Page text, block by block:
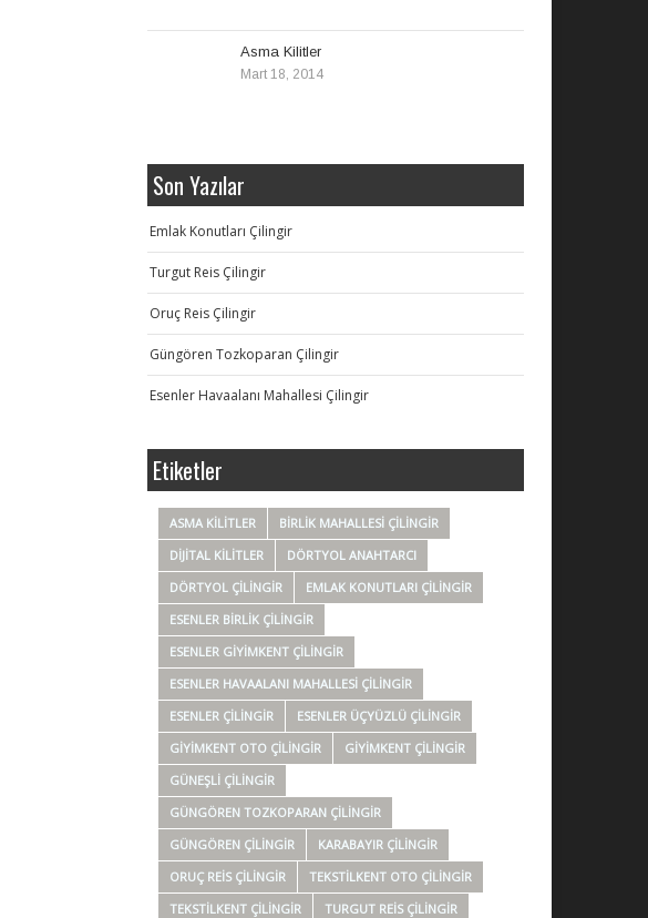
Asma Kilitler
Mart 18, 2014
Son Yazılar
Emlak Konutları Çilingir
Turgut Reis Çilingir
Oruç Reis Çilingir
Güngören Tozkoparan Çilingir
Esenler Havaalanı Mahallesi Çilingir
Etiketler
ASMA KILITLER
BIRLIK MAHALLESI ÇILINGIR
DIJITAL KILITLER
DÖRTYOL ANAHTARCI
DÖRTYOL ÇILINGIR
EMLAK KONUTLARI ÇILINGIR
ESENLER BIRLIK ÇILINGIR
ESENLER GIYIMKENT ÇILINGIR
ESENLER HAVAALANI MAHALLESI ÇILINGIR
ESENLER ÇILINGIR
ESENLER ÜÇYÜZLÜ ÇILINGIR
GIYIMKENT OTO ÇILINGIR
GIYIMKENT ÇILINGIR
GÜNEŞLI ÇILINGIR
GÜNGÖREN TOZKOPARAN ÇILINGIR
GÜNGÖREN ÇILINGIR
KARABAYIR ÇILINGIR
ORUÇ REIS ÇILINGIR
TEKSTILKENT OTO ÇILINGIR
TEKSTILKENT ÇILINGIR
TURGUT REIS ÇILINGIR